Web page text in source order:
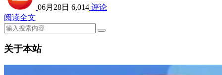
06月28日 6,014 评论
阅读全文
关于本站